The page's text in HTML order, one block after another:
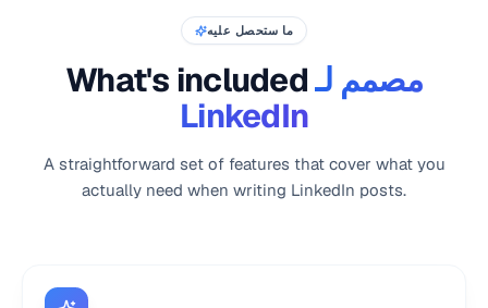
ما ستحصل عليه
What's includedمصمم لـ
LinkedIn
A straightforward set of features that cover what you
actually need when writing LinkedIn posts.